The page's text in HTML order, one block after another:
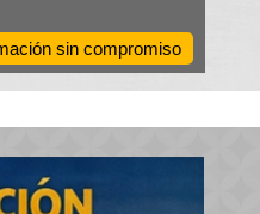
sin compromiso